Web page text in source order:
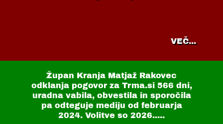
VEČ...
Župan Kranja Matjaž Rakovec
odklanja pogovor za Trma.si 566 dni,
uradna vabila, obvestila in sporočila
pa odteguje mediju od februarja
2024. Volitve so 2026.....